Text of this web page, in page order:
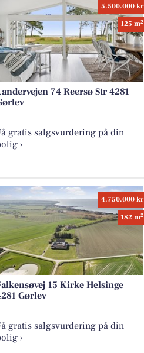
5.500.000 kr
125 m2
74 Reersø Str 4281
gratis salgsvurdering på din
›
4.750.000 kr
182 m2
15 Kirke Helsinge
Gørlev
gratis salgsvurdering på din
›